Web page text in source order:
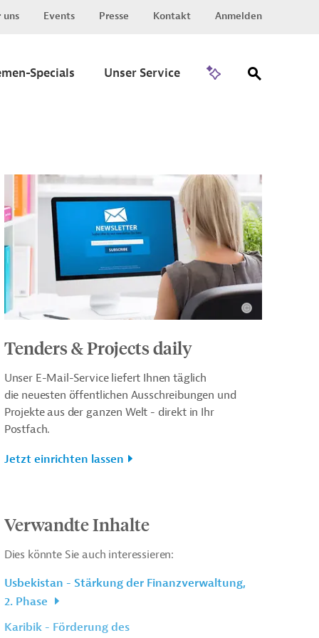
uns Events Presse Kontakt Anmelden
Specials Unser Service
Tenders & Projects daily
Unser E-Mail-Service liefert Ihnen täglich
die neuesten öffentlichen Ausschreibungen und
Projekte aus der ganzen Welt - direkt in Ihr
Postfach.
Jetzt einrichten lassen
Verwandte Inhalte
Dies könnte Sie auch interessieren:
Usbekistan - Stärkung der Finanzverwaltung,
2. Phase
Karibik - Förderung des